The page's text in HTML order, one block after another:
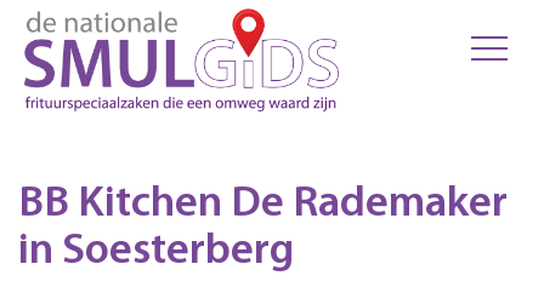
BB Kitchen De Rademaker
in Soesterberg